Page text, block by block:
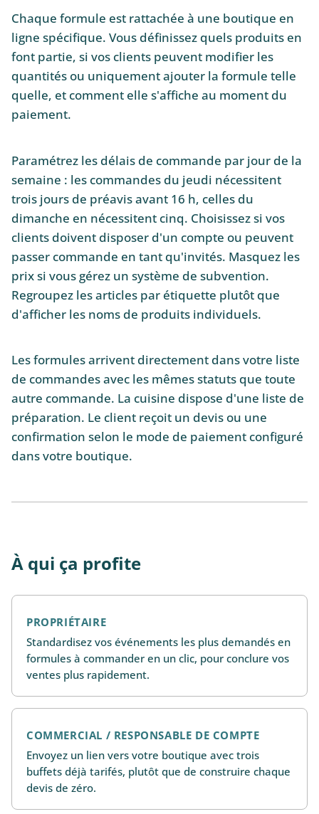
Chaque formule est rattachée à une boutique en
ligne spécifique. Vous définissez quels produits en
font partie, si vos clients peuvent modifier les
quantités ou uniquement ajouter la formule telle
quelle, et comment elle s'affiche au moment du
paiement.
Paramétrez les délais de commande par jour de la
semaine : les commandes du jeudi nécessitent
trois jours de préavis avant 16 h, celles du
dimanche en nécessitent cinq. Choisissez si vos
clients doivent disposer d'un compte ou peuvent
passer commande en tant qu'invités. Masquez les
prix si vous gérez un système de subvention.
Regroupez les articles par étiquette plutôt que
d'afficher les noms de produits individuels.
Les formules arrivent directement dans votre liste
de commandes avec les mêmes statuts que toute
autre commande. La cuisine dispose d'une liste de
préparation. Le client reçoit un devis ou une
confirmation selon le mode de paiement configuré
dans votre boutique.
À qui ça profite
PROPRIÉTAIRE
Standardisez vos événements les plus demandés en
formules à commander en un clic, pour conclure vos
ventes plus rapidement.
COMMERCIAL / RESPONSABLE DE COMPTE
Envoyez un lien vers votre boutique avec trois
buffets déjà tarifés, plutôt que de construire chaque
devis de zéro.